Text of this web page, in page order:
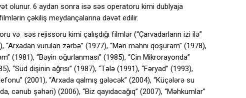
olunur. 6 aydan sonra isə səs operatoru kimi dublyaja
çəkiliş meydançalarına dəvət edilir.
və səs rejissoru kimi çalışdığı filmlər (“Çarvadarların izi ilə”
“Arxadan vurulan zərbə” (1977), “Mən mahnı qoşuram” (1978),
(1981), “Bəyin oğurlanması” (1985), “Cin Mikrorayonda”
“Süd dişinin ağrısı” (1987), “Tələ (1991), “Fəryad” (1993),
(2001), “Arxada qalmış gələcək” (2004), “Küçələrə su
cənub şəhəri) (2006), “Biz qayıdacağıq” (2007), “Məhkumlar”